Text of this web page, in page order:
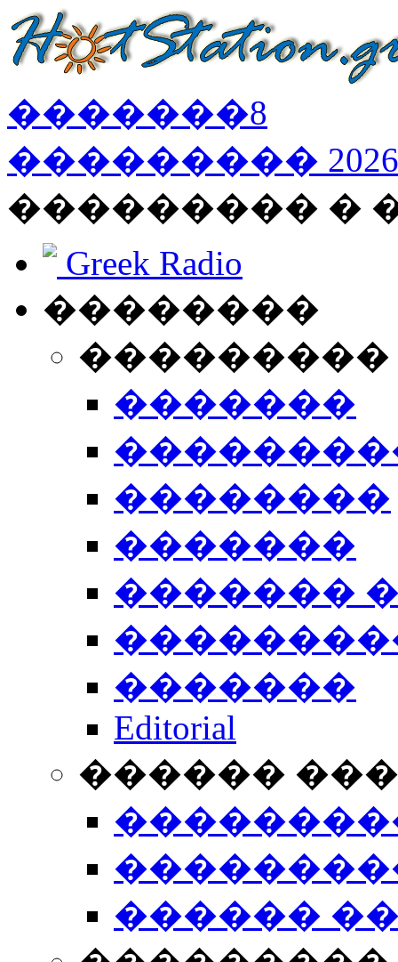
�������8
��������� 2026
��������� �
Greek Radio
��������
�������
��������
�������
�������
�������
Editorial
������
������